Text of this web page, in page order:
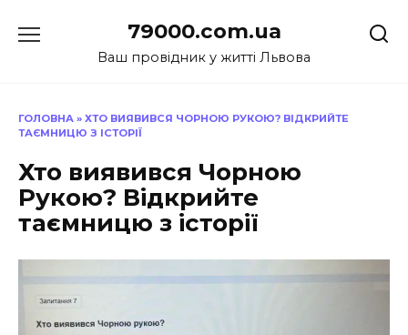
до
79000.com.ua
Ваш провідник у житті Львова
ГОЛОВНА » ХТО ВИЯВИВСЯ ЧОРНОЮ РУКОЮ? ВІДКРИЙТЕ
ТАЄМНИЦЮ З ІСТОРІЇ
Хто виявився Чорною
Рукою? Відкрийте
таємницю з історії